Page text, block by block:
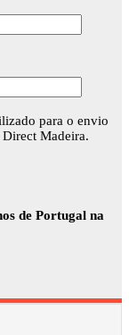
para o envio
Direct Madeira.
de Portugal na